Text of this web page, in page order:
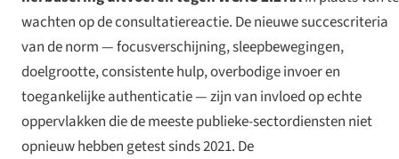
wachten op de consultatiereactie. De nieuwe succescriteria
van de norm — focusverschijning, sleepbewegingen,
doelgrootte, consistente hulp, overbodige invoer en
toegankelijke authenticatie — zijn van invloed op echte
oppervlakken die de meeste publieke-sectordiensten niet
opnieuw hebben getest sinds 2021. De